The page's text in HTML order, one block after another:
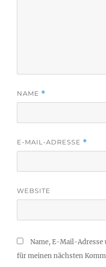
NAME *
E-MAIL-ADRESSE *
WEBSITE
Name, E-Mail-Adresse
für meinen nächsten